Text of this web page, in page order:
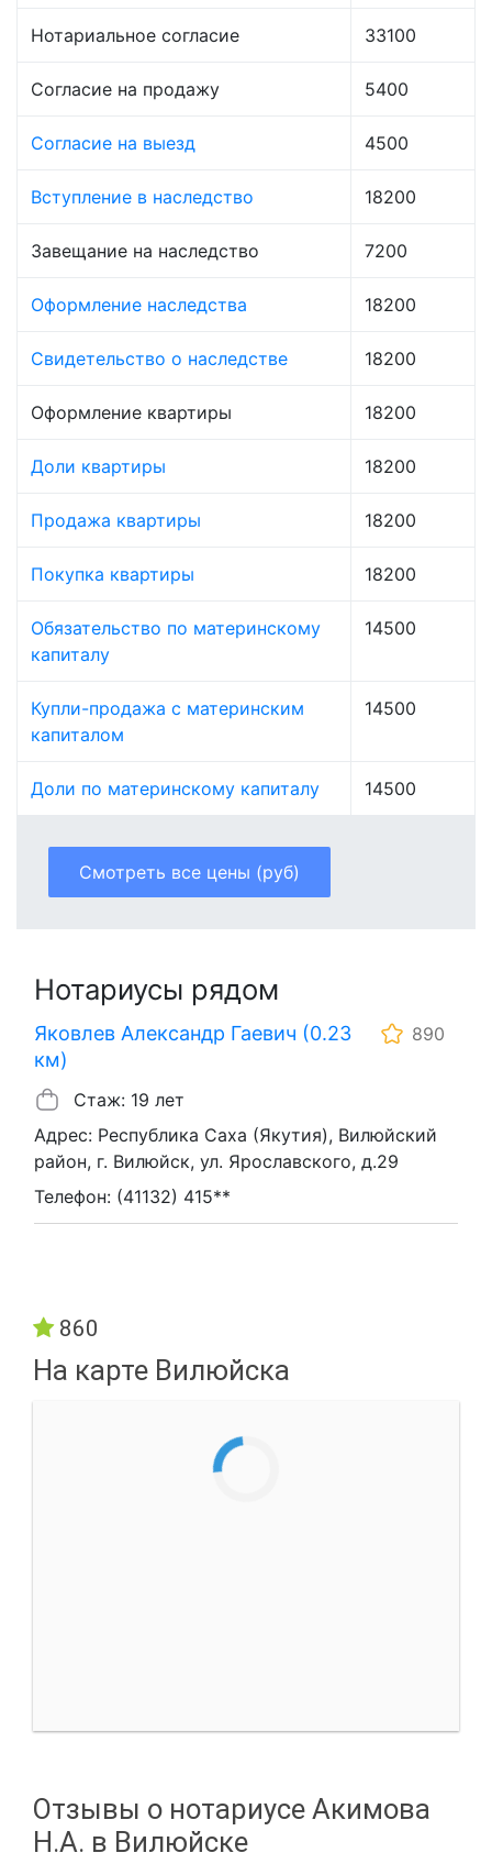
Нотариальное согласие 33100
Согласие на продажу 5400
Согласие на выезд 4500
Вступление в наследство 18200
Завещание на наследство 7200
Оформление наследства 18200
Свидетельство о наследстве 18200
Оформление квартиры 18200
Доли квартиры 18200
Продажа квартиры 18200
Покупка квартиры 18200
Обязательство по материнскому
капиталу
14500
Купли-продажа с материнским
капиталом
14500
Доли по материнскому капиталу 14500
Смотреть все цены (руб)
Нотариусы рядом
Яковлев Александр Гаевич (0.23
км)
890
Стаж: 19 лет
Адрес: Республика Саха (Якутия), Вилюйский
район, г. Вилюйск, ул. Ярославского, д.29
Телефон: (41132) 415**
860
На карте Вилюйска
Отзывы о нотариусе Акимова
Н.А. в Вилюйске